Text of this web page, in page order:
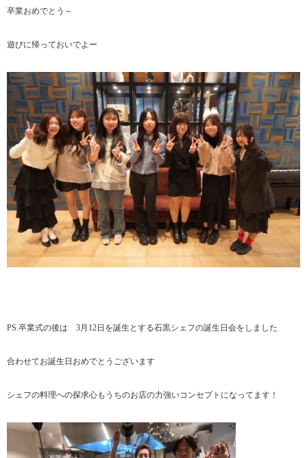
卒業おめでとう～
遊びに帰っておいでよー
PS.卒業式の後は 3月12日を誕生とする石黒シェフの誕生日会をしました
合わせてお誕生日おめでとうございます
シェフの料理への探求心もうちのお店の力強いコンセプトになってます！